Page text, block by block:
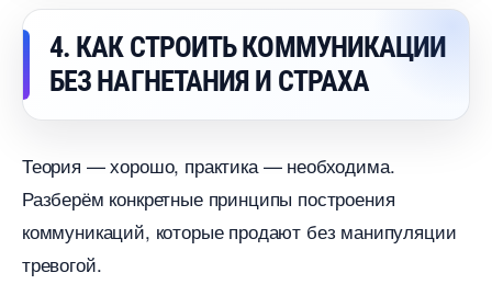
4. КАК СТРОИТЬ КОММУНИКАЦИИ
БЕЗ НАГНЕТАНИЯ И СТРАХА
Теория — хорошо, практика — необходима.
Разберём конкретные принципы построения
коммуникаций, которые продают без манипуляции
тревогой.